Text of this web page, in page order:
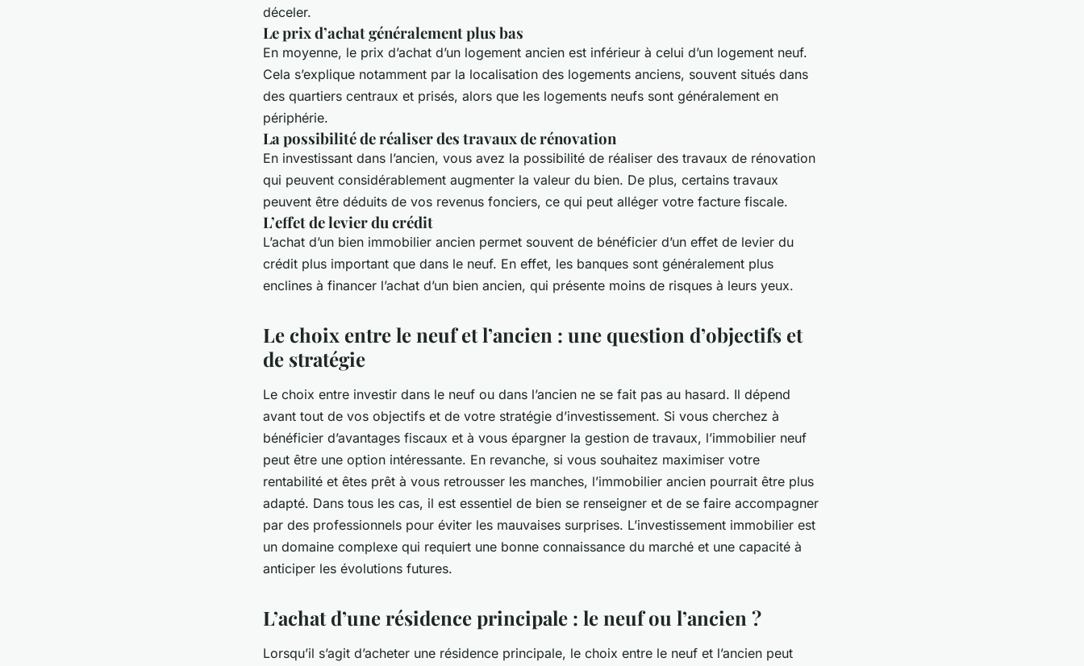
déceler.
Le prix d’achat généralement plus bas
En moyenne, le prix d’achat d’un logement ancien est inférieur à celui d’un logement neuf.
Cela s’explique notamment par la localisation des logements anciens, souvent situés dans
des quartiers centraux et prisés, alors que les logements neufs sont généralement en
périphérie.
La possibilité de réaliser des travaux de rénovation
En investissant dans l’ancien, vous avez la possibilité de réaliser des travaux de rénovation
qui peuvent considérablement augmenter la valeur du bien. De plus, certains travaux
peuvent être déduits de vos revenus fonciers, ce qui peut alléger votre facture fiscale.
L’effet de levier du crédit
L’achat d’un bien immobilier ancien permet souvent de bénéficier d’un effet de levier du
crédit plus important que dans le neuf. En effet, les banques sont généralement plus
enclines à financer l’achat d’un bien ancien, qui présente moins de risques à leurs yeux.
Le choix entre le neuf et l’ancien : une question d’objectifs et
de stratégie
Le choix entre investir dans le neuf ou dans l’ancien ne se fait pas au hasard. Il dépend
avant tout de vos objectifs et de votre stratégie d’investissement. Si vous cherchez à
bénéficier d’avantages fiscaux et à vous épargner la gestion de travaux, l’immobilier neuf
peut être une option intéressante. En revanche, si vous souhaitez maximiser votre
rentabilité et êtes prêt à vous retrousser les manches, l’immobilier ancien pourrait être plus
adapté. Dans tous les cas, il est essentiel de bien se renseigner et de se faire accompagner
par des professionnels pour éviter les mauvaises surprises. L’investissement immobilier est
un domaine complexe qui requiert une bonne connaissance du marché et une capacité à
anticiper les évolutions futures.
L’achat d’une résidence principale : le neuf ou l’ancien ?
Lorsqu’il s’agit d’acheter une résidence principale, le choix entre le neuf et l’ancien peut